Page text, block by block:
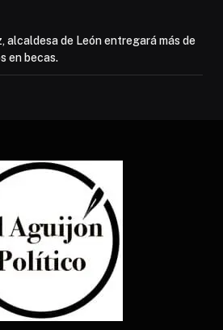
alcaldesa de León entregará más de
en becas.